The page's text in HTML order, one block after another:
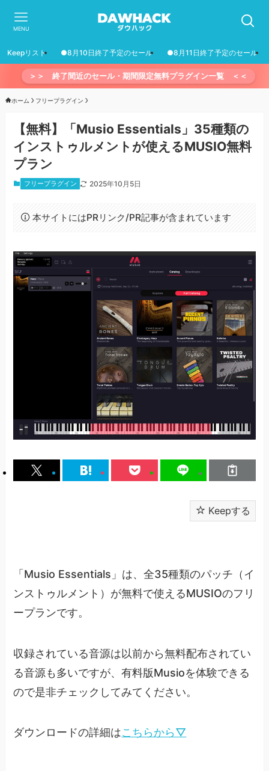
MENU
Keepリスト ●8月10日終了予定のセール ●8月11日終了予定のセール
＞＞ 終了間近のセール・期間限定無料プラグイン一覧 ＜＜
ホーム フリープラグイン
【無料】「Musio Essentials」35種類の
インストゥルメントが使えるMUSIO無料
プラン
フリープラグイン 2025年10月5日
本サイトにはPRリンク/PR記事が含まれています
Keepする
「Musio Essentials」は、全35種類のパッチ（イ
ンストゥルメント）が無料で使えるMUSIOのフリ
ープランです。
収録されている音源は以前から無料配布されてい
る音源も多いですが、有料版Musioを体験できる
ので是非チェックしてみてください。
ダウンロードの詳細はこちらから▽